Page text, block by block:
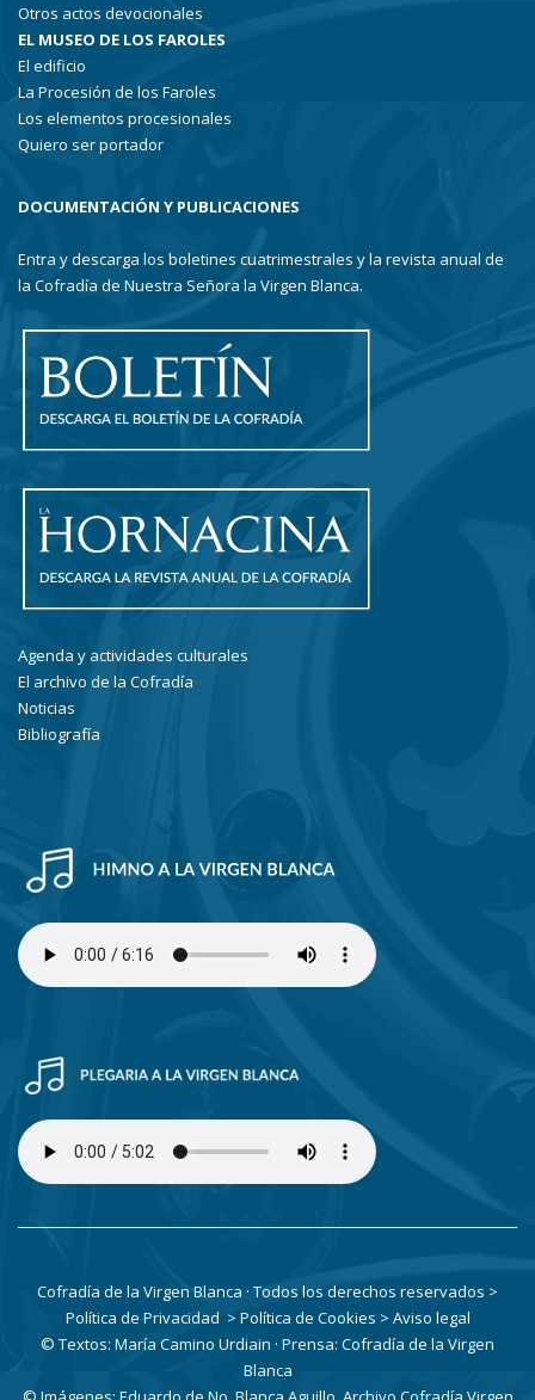
Otros actos devocionales
EL MUSEO DE LOS FAROLES
El edificio
La Procesión de los Faroles
Los elementos procesionales
Quiero ser portador
DOCUMENTACIÓN Y PUBLICACIONES
Entra y descarga los boletines cuatrimestrales y la revista anual de
la Cofradía de Nuestra Señora la Virgen Blanca.
Agenda y actividades culturales
El archivo de la Cofradía
Noticias
Bibliografía
Cofradía de la Virgen Blanca · Todos los derechos reservados >
Política de Privacidad > Política de Cookies > Aviso legal
© Textos: María Camino Urdiain · Prensa: Cofradía de la Virgen
Blanca